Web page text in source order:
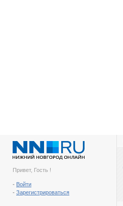
Привет, Гость !
- Войти
- Зарегистрироваться